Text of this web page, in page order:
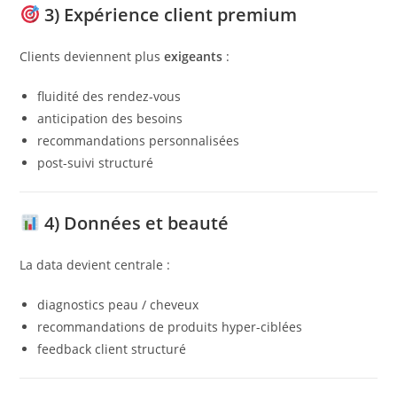
3) Expérience client premium
Clients deviennent plusexigeants :
fluidité des rendez-vous
anticipation des besoins
recommandations personnalisées
post-suivi structuré
4) Données et beauté
La data devient centrale :
diagnostics peau / cheveux
recommandations de produits hyper-ciblées
feedback client structuré